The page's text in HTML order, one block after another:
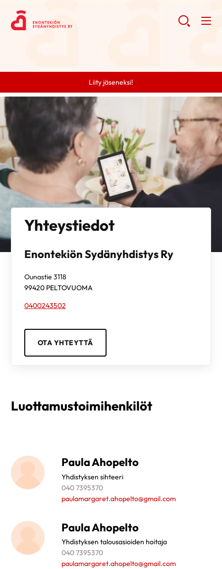
Liity jäseneksi!
Yhteystiedot
Enontekiön Sydänyhdistys Ry
Ounastie 3118
99420 PELTOVUOMA
0400243502
OTA YHTEYTTÄ
Luottamustoimihenkilöt
Paula Ahopelto
Yhdistyksen sihteeri
040 7395370
paulamargaret.ahopelto@gmail.com
Paula Ahopelto
Yhdistyksen talousasioiden hoitaja
040 7395370
paulamargaret.ahopelto@gmail.com